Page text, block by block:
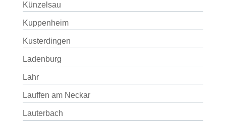
Künzelsau
Kuppenheim
Kusterdingen
Ladenburg
Lahr
Lauffen am Neckar
Lauterbach